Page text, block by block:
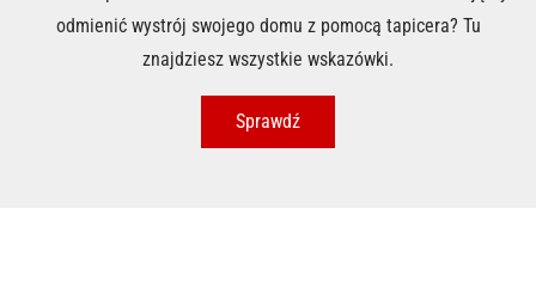
odmienić wystrój swojego domu z pomocą tapicera? Tu
znajdziesz wszystkie wskazówki.
Sprawdź